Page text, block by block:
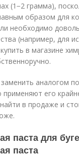
(1−2 грамма),
образом для
необходимо
(например, для
в магазине
аналогом
применяют его
в продаже и
паста для
паста